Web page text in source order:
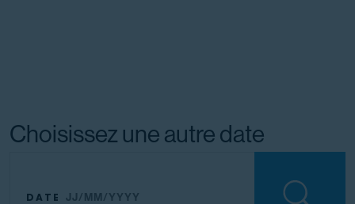
Choisissez une autre date
DATE